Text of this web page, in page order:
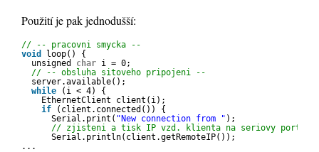
Použití je pak jednodušší:
// -- pracovni smycka --
void
loop() {
unsigned char i = 0;
// -- obsluha sitoveho pripojeni --
server.available();
while
(i < 4) {
EthernetClient client(i);
if
(client.connected()) {
Serial.print( "New connection from " );
// zjisteni a tisk IP vzd. klienta na seriovy port
Serial.println(client.getRemoteIP());
...